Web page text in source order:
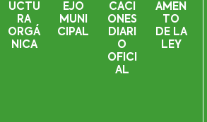
UCTU
RA
ORGÁ
NICA
EJO
MUNI
CIPAL
CACI
ONES
DIARI
O
OFICI
AL
AMEN
TO
DE LA
LEY